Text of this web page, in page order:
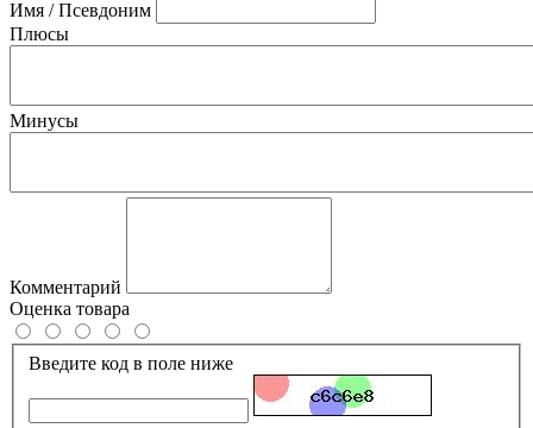
Имя / Псевдоним
Плюсы
Минусы
Комментарий
Оценка товара
Введите код в поле ниже